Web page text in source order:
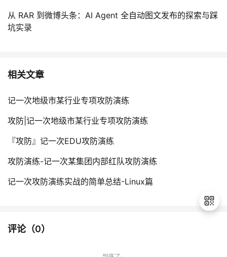
从 RAR 到微博头条：AI Agent 全自动图文发布的探索与踩
坑实录
相关文章
记一次地级市某行业专项攻防演练
攻防|记一次地级市某行业专项攻防演练
『攻防』记一次EDU攻防演练
攻防演练-记一次某集团内部红队攻防演练
记一次攻防演练实战的简单总结-Linux篇
评论（0）